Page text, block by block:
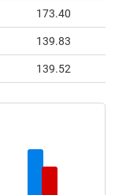
173.40
139.83
139.52